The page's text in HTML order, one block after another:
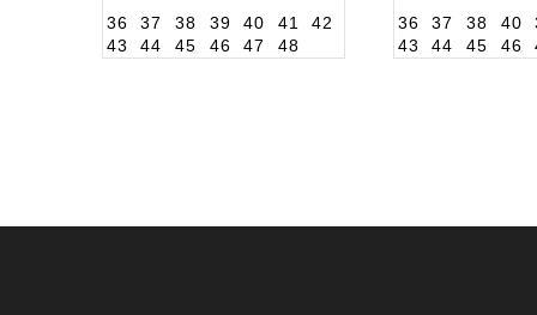
36 37 38 39 40 41
42
43
44 45 46 47 48
36 37 38 40
43
44 45 46